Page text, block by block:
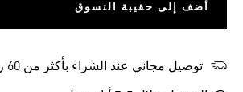
أضف إلى حقيبة التسوق
توصيل مجاني عند الشراء بأكثر من 60 ر.ع